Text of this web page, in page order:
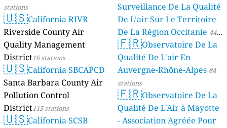
stations
🇺🇸California RIVR
Riverside County Air
Quality Management
District16 stations
🇺🇸California SBCAPCD
Santa Barbara County Air
Pollution Control
District115 stations
🇺🇸California SCSB
Surveillance De La Qualité
De L’air Sur Le Territoire
De La Région Occitanie 44
stations
🇫🇷Observatoire De La
Qualité De L'air En
Auvergne-Rhône-Alpes 84
stations
🇫🇷Observatoire De La
Qualité De L'Air à Mayotte
- Association Agréée Pour